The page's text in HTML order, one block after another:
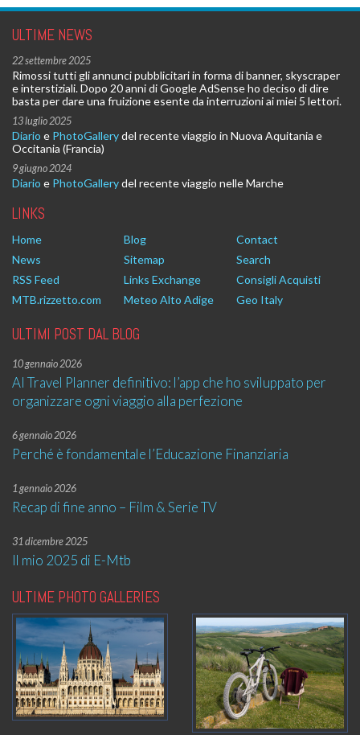
ULTIME NEWS
22 settembre 2025
Rimossi tutti gli annunci pubblicitari in forma di banner, skyscraper
e interstiziali. Dopo 20 anni di Google AdSense ho deciso di dire
basta per dare una fruizione esente da interruzioni ai miei 5 lettori.
13 luglio 2025
Diario e PhotoGallerydel recente viaggio in Nuova Aquitania e
Occitania (Francia)
9 giugno 2024
Diario e PhotoGallerydel recente viaggio nelle Marche
LINKS
Home Blog
Contact
News
Sitemap
Search
RSS Feed
Links Exchange
Consigli Acquisti
MTB.rizzetto.com
Meteo Alto Adige Geo Italy
ULTIMI POST DAL BLOG
10 gennaio 2026
AI Travel Planner definitivo: l’app che ho sviluppato per
organizzare ogni viaggio alla perfezione
6 gennaio 2026
Perché è fondamentale l’Educazione Finanziaria
1 gennaio 2026
Recap di fine anno – Film & Serie TV
31 dicembre 2025
Il mio 2025 di E-Mtb
ULTIME PHOTO GALLERIES